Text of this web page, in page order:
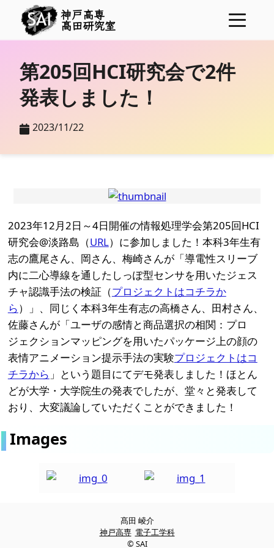
神戸高専
髙田研究室
ニュース
プロジェクト
メンバー
研究業績
学位論文
コンタクト
第205回HCI研究会で2件
発表しました！
2023/11/22
2023年12月2日～4日開催の情報処理学会第205回HCI
研究会@淡路島（URL）に参加しました！本科3年生有
志の鷹尾さん、岡さん、梅崎さんが「導電性スリーブ
内に二心導線を通したしっぽ型センサを用いたジェス
チャ認識手法の検証（プロジェクトはコチラか
ら）」、同じく本科3年生有志の高橋さん、田村さん、
佐藤さんが「ユーザの感情と商品選択の相関：プロ
ジェクションマッピングを用いたパッケージ上の顔の
表情アニメーション提示手法の実験プロジェクトはコ
チラから 」という題目にてデモ発表しました！ほとん
どが大学・大学院生の発表でしたが、堂々と発表して
おり、大変議論していただくことができました！
Images
髙田 崚介
神戸高専 電子工学科
© SAI